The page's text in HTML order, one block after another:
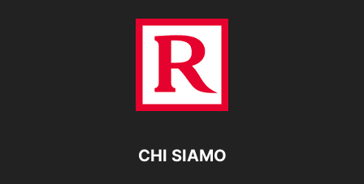
CHI SIAMO